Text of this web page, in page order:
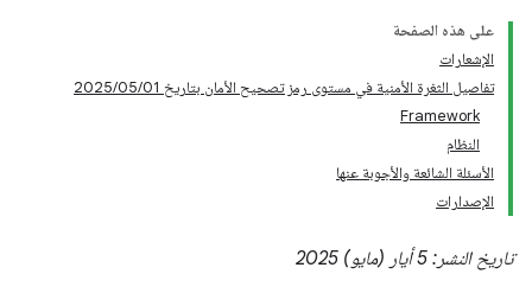
على هذه الصفحة
الإشعارات
تفاصيل الثغرة الأمنية في مستوى رمز تصحيح الأمان بتاريخ 01‏/05‏/2025
Framework
النظام
الأسئلة الشائعة والأجوبة عنها
الإصدارات
تاريخ النشر: 5 أيار (مايو) 2025